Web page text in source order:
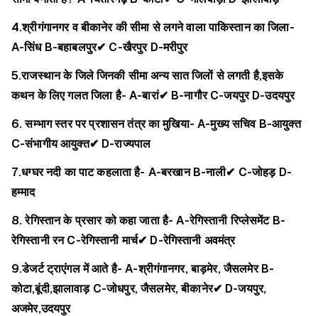
4.श्रीगंगानगर व बीकानेर की सीमा से लगने वाला पाकिस्तान का जिला-
A-सिंध B-बहाबलपुर✔ C-खैरपुर D-मरीपुर
5.राजस्थान के जिले जिनकी सीमा अन्य सात जिलों से लगती है,इसके
कथन के लिए गलत जिला है- A-बारां✔ B-नागौर C-जयपुर D-उदयपुर
6. सम्भाग स्तर पर प्रशासन तंत्र का मुखिया- A-मुख्य सचिव B-आयुक्त
C-संभागीय आयुक्त✔ D-राज्यपाल
7.धग्घर नदी का पाट कहलाता है- A-बरखान B-नाली✔ C-जोहड़ D-
हम्माद
8. रेगिस्तान के प्रसार को कहा जाता है- A-रेगिस्तानी रिप्लेसमेंट B-
रेगिस्तानी रन C-रेगिस्तानी मार्च✔ D-रेगिस्तानी अवमंत्र
9.डेजर्ट ट्राएंगल में आते है- A-श्रीगंगानगर, बाड़मेर, जैसलमेर B-
कोटा,बूंदी,झालावाड़ C-जोधपुर, जैसलमेर, बीकानेर✔ D-जयपुर,
अजमेर,उदयपुर